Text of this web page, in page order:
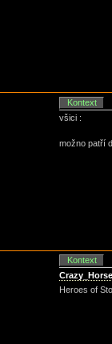
Kontext
všici :
možno patří
Kontext
Heroes of